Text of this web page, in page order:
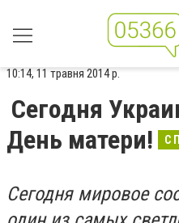
10:14, 11 травня 2014 р.
Сегодня
День матери!
С
Сегодня мировое